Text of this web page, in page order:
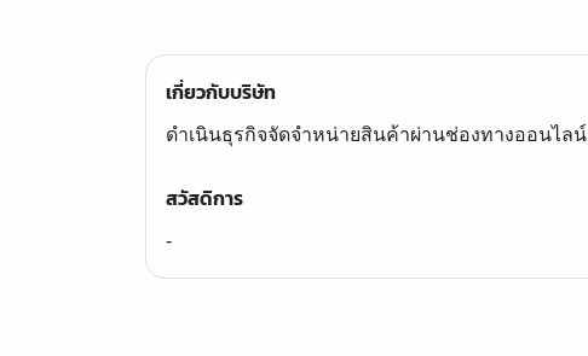
เกี่ยวกับบริษัท
ดำเนินธุรกิจจัดจำหน่ายสินค้าผ่านช่องทางออนไลน์
สวัสดิการ
-